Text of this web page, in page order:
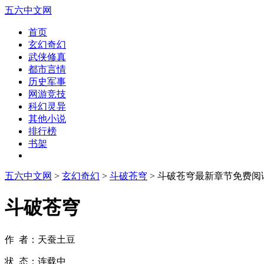
五六中文网
首页
玄幻奇幻
武侠修真
都市言情
历史军事
网游竞技
科幻灵异
其他小说
排行榜
书架
五六中文网 > 玄幻奇幻 > 斗破苍穹 > 斗破苍穹最新章节免费阅
斗破苍穹
作 者：天蚕土豆
状 态：连载中